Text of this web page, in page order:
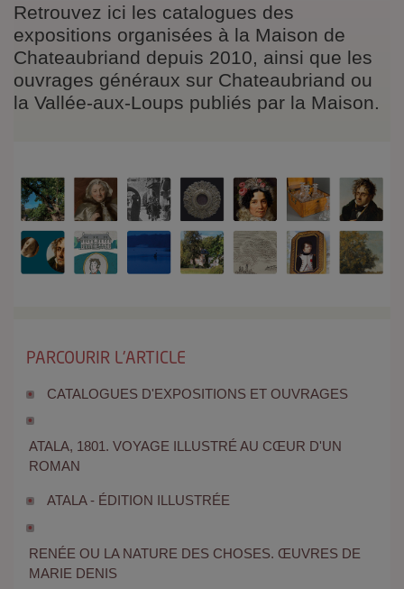
Retrouvez ici les catalogues des
expositions organisées à la Maison de
Chateaubriand depuis 2010, ainsi que les
ouvrages généraux sur Chateaubriand ou
la Vallée-aux-Loups publiés par la Maison.
PARCOURIR L'ARTICLE
CATALOGUES D'EXPOSITIONS ET OUVRAGES
ATALA, 1801. VOYAGE ILLUSTRÉ AU CŒUR D'UN
ROMAN
ATALA - ÉDITION ILLUSTRÉE
RENÉE OU LA NATURE DES CHOSES. ŒUVRES DE
MARIE DENIS